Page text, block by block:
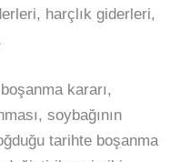
harçlık giderleri,
kararı,
soybağının
tarihte boşanma